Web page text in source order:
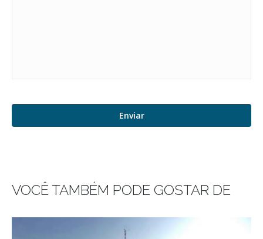
VOCÊ TAMBÉM PODE GOSTAR DE